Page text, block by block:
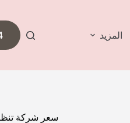
المزيد
سعر شركة